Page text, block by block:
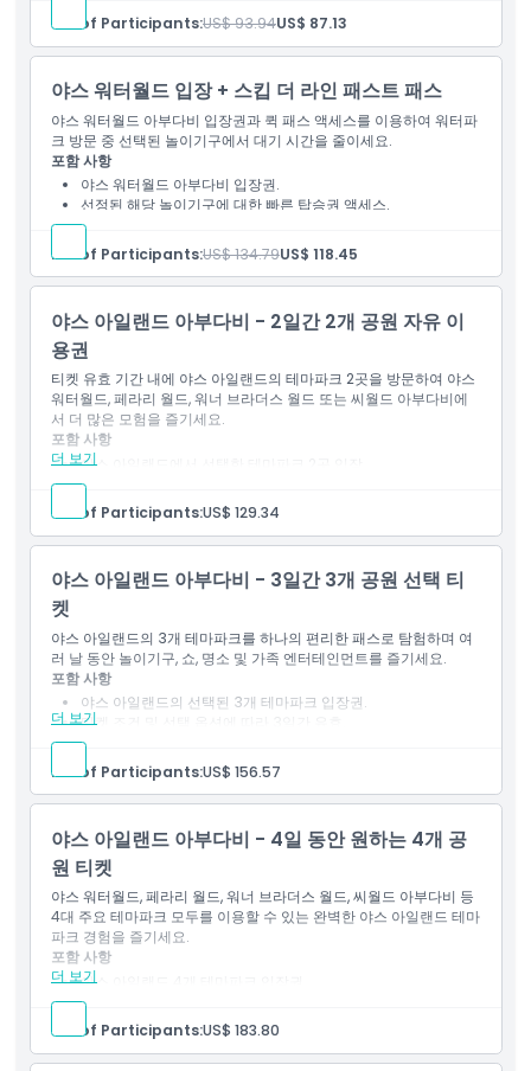
픽업 시간 하차 시간
포함되지 않는 사항
적합하지 않은 대상
운영 시간
알아야 할 사항
위치
가는 방법
복장 규정
취소 정책
No. of Participants:US$ 93.94US$ 87.13
야스 워터월드 입장 + 스킵 더 라인 패스트 패스
야스 워터월드 아부다비 입장권과 퀵 패스 액세스를 이용하여 워터파
크 방문 중 선택된 놀이기구에서 대기 시간을 줄이세요.
포함 사항
야스 워터월드 아부다비 입장권.
선정된 해당 놀이기구에 대한 빠른 탑승권 액세스.
입구에서 모바일 전자 티켓 사용 가능.
No. of Participants:US$ 134.79US$ 118.45
야스 아일랜드 아부다비 - 2일간 2개 공원 자유 이
용권
티켓 유효 기간 내에 야스 아일랜드의 테마파크 2곳을 방문하여 야스
워터월드, 페라리 월드, 워너 브라더스 월드 또는 씨월드 아부다비에
서 더 많은 모험을 즐기세요.
더 보기
포함 사항
야스 아일랜드에서 선택한 테마파크 2곳 입장.
티켓 조건 및 선택한 옵션에 따라 2일간 유효.
참여하는 테마파크 입구에서 모바일 전자 티켓 사용 가능.
No. of Participants:US$ 129.34
야스 아일랜드 아부다비 - 3일간 3개 공원 선택 티
켓
야스 아일랜드의 3개 테마파크를 하나의 편리한 패스로 탐험하며 여
러 날 동안 놀이기구, 쇼, 명소 및 가족 엔터테인먼트를 즐기세요.
더 보기
포함 사항
야스 아일랜드의 선택된 3개 테마파크 입장권.
티켓 조건 및 선택 옵션에 따라 3일간 유효.
참여 공원의 해당 놀이기구 및 어트랙션 이용 가능.
No. of Participants:US$ 156.57
야스 아일랜드 아부다비 - 4일 동안 원하는 4개 공
원 티켓
야스 워터월드, 페라리 월드, 워너 브라더스 월드, 씨월드 아부다비 등
4대 주요 테마파크 모두를 이용할 수 있는 완벽한 야스 아일랜드 테마
파크 경험을 즐기세요.
더 보기
포함 사항
야스 아일랜드 4개 테마파크 입장권.
티켓 조건 및 선택한 옵션에 따라 4일간 유효.
참여 공원 입구에서 모바일 전자 티켓 사용 가능.
No. of Participants:US$ 183.80